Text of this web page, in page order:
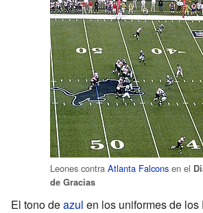
Leones contra Atlanta Falcons en el
de Gracias
El tono deazul en los uniformes de